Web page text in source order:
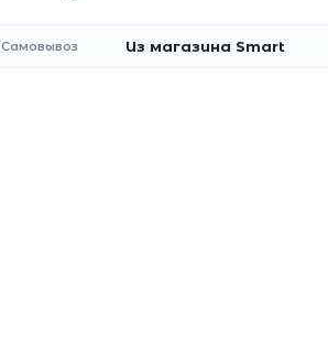
Самовывоз Из магазина Smart